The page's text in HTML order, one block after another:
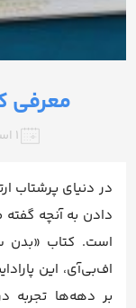
معرفی
۱ اسفند ۱۴۰۴
در دنیای پرشتاب
دادن به آنچه
است. کتاب «بدن
اف‌بی‌آی، این
بر دهه‌ها تجربه